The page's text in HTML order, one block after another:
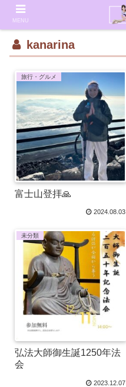
kanarina
旅行・グルメ
富士山登拝🙏
2024.08.03
未分類
弘法大師御生誕1250年法
会
2023.12.07
MENU